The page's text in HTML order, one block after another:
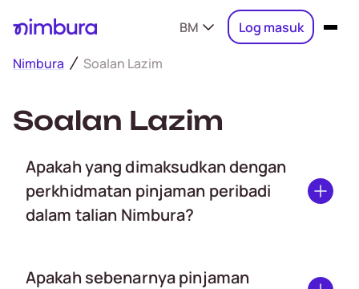
BM Log masuk
Nimbura Soalan Lazim
Soalan Lazim
Apakah yang dimaksudkan dengan
perkhidmatan pinjaman peribadi
dalam talian Nimbura?
Apakah sebenarnya pinjaman